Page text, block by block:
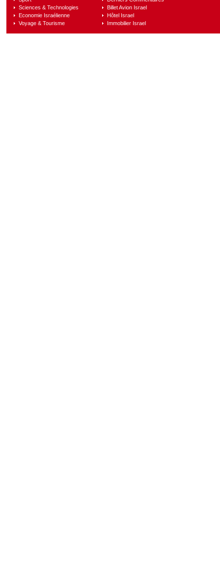
Sciences & Technologies
Economie Israélienne
Voyage & Tourisme
Billet Avion Israel
Hôtel Israel
Immobilier Israel